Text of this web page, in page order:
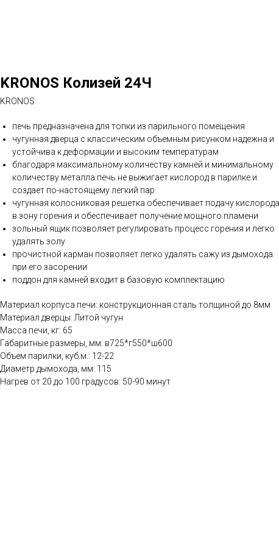
KRONOS Колизей 24Ч
KRONOS
печь предназначена для топки из парильного помещения
чугунная дверца с классическим объемным рисунком надежна и
устойчива к деформации и высоким температурам
благодаря максимальному количеству камней и минимальному
количеству металла печь не выжигает кислород в парилке и
создает по-настоящему легкий пар
чугунная колосниковая решетка обеспечивает подачу кислорода
в зону горения и обеспечивает получение мощного пламени
зольный ящик позволяет регулировать процесс горения и легко
удалять золу
прочистной карман позволяет легко удалять сажу из дымохода
при его засорении
поддон для камней входит в базовую комплектацию
Материал корпуса печи: конструкционная сталь толщиной до 8мм
Материал дверцы: Литой чугун
Масса печи, кг: 65
Габаритные размеры, мм: в725*г550*ш600
Объем парилки, куб.м.: 12-22
Диаметр дымохода, мм: 115
Нагрев от 20 до 100 градусов: 50-90 минут